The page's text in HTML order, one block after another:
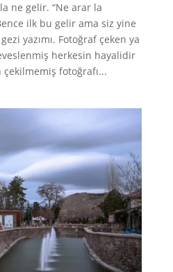
ne gelir. “Ne arar la
ilk bu gelir ama siz yine
yazımı. Fotoğraf çeken ya
herkesin hayalidir
fotoğrafı...